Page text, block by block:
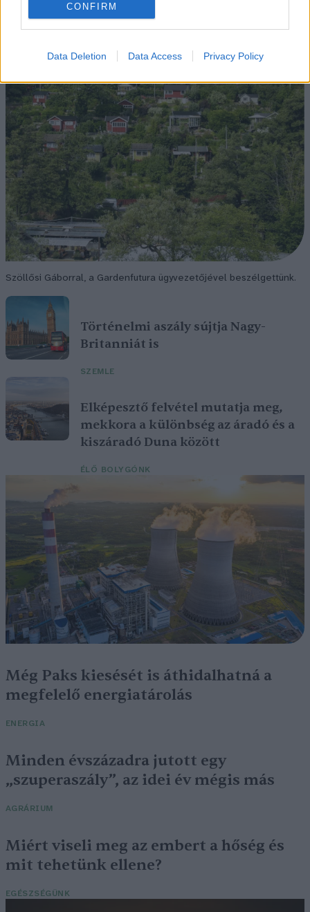
CONFIRM
Data Deletion Data Access Privacy Policy
Szöllősi Gáborral, a Gardenfutura ügyvezetőjével beszélgettünk.
Történelmi aszály sújtja Nagy-
Britanniát is
SZEMLE
Elképesztő felvétel mutatja meg,
mekkora a különbség az áradó és a
kiszáradó Duna között
ÉLŐ BOLYGÓNK
Még Paks kiesését is áthidalhatná a
megfelelő energiatárolás
ENERGIA
Minden évszázadra jutott egy
„szuperaszály”, az idei év mégis más
AGRÁRIUM
Miért viseli meg az embert a hőség és
mit tehetünk ellene?
EGÉSZSÉGÜNK